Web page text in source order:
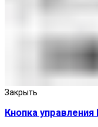
Закрыть
Кнопка